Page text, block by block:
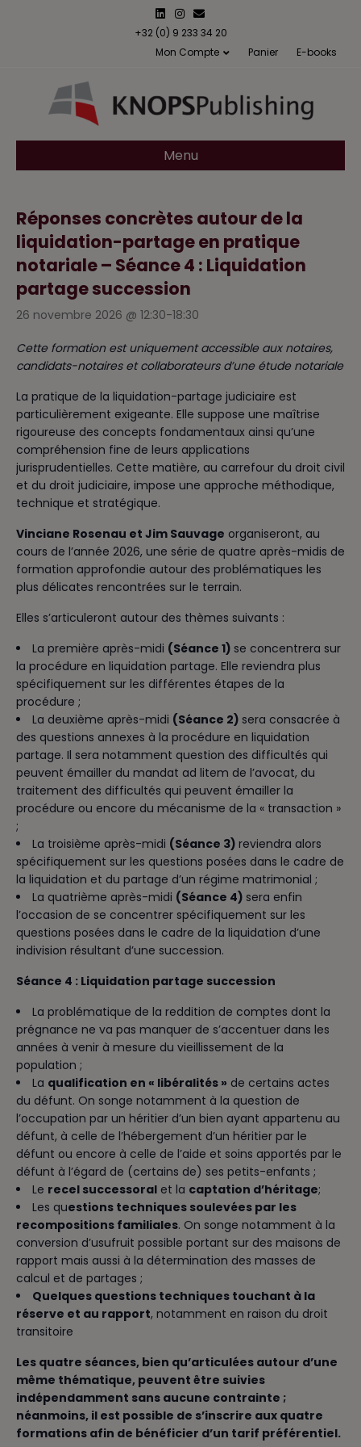
n
n
s
a
m
m
a
l
+32 (0) 9 233 34 20
Mon Compte
Panier E-books
Menu
Réponses concrètes autour de la
liquidation-partage en pratique
notariale – Séance 4 : Liquidation
partage succession
26 novembre 2026 @ 12:30-18:30
Cette formation est uniquement accessible aux notaires,
candidats-notaires et collaborateurs d’une étude notariale
La pratique de la liquidation-partage judiciaire est
particulièrement exigeante. Elle suppose une maîtrise
rigoureuse des concepts fondamentaux ainsi qu’une
compréhension fine de leurs applications
jurisprudentielles. Cette matière, au carrefour du droit civil
et du droit judiciaire, impose une approche méthodique,
technique et stratégique.
Vinciane Rosenau et Jim Sauvage organiseront, au
cours de l’année 2026, une série de quatre après-midis de
formation approfondie autour des problématiques les
plus délicates rencontrées sur le terrain.
Elles s’articuleront autour des thèmes suivants :
La première après-midi (Séance 1) se concentrera sur
la procédure en liquidation partage. Elle reviendra plus
spécifiquement sur les différentes étapes de la
procédure ;
La deuxième après-midi (Séance 2) sera consacrée à
des questions annexes à la procédure en liquidation
partage. Il sera notamment question des difficultés qui
peuvent émailler du mandat ad litem de l’avocat, du
traitement des difficultés qui peuvent émailler la
procédure ou encore du mécanisme de la « transaction »
;
La troisième après-midi (Séance 3) reviendra alors
spécifiquement sur les questions posées dans le cadre de
la liquidation et du partage d’un régime matrimonial ;
La quatrième après-midi (Séance 4) sera enfin
l’occasion de se concentrer spécifiquement sur les
questions posées dans le cadre de la liquidation d’une
indivision résultant d’une succession.
Séance 4 : Liquidation partage succession
La problématique de la reddition de comptes dont la
prégnance ne va pas manquer de s’accentuer dans les
années à venir à mesure du vieillissement de la
population ;
La qualification en « libéralités » de certains actes
du défunt. On songe notamment à la question de
l’occupation par un héritier d’un bien ayant appartenu au
défunt, à celle de l’hébergement d’un héritier par le
défunt ou encore à celle de l’aide et soins apportés par le
défunt à l’égard de (certains de) ses petits-enfants ;
Le recel successoral et la captation d’héritage;
Les questions techniques soulevées par les
recompositions familiales. On songe notamment à la
conversion d’usufruit possible portant sur des maisons de
rapport mais aussi à la détermination des masses de
calcul et de partages ;
Quelques questions techniques touchant à la
réserve et au rapport, notamment en raison du droit
transitoire
Les quatre séances, bien qu’articulées autour d’une
même thématique, peuvent être suivies
indépendamment sans aucune contrainte ;
néanmoins, il est possible de s’inscrire aux quatre
formations afin de bénéficier d’un tarif préférentiel.